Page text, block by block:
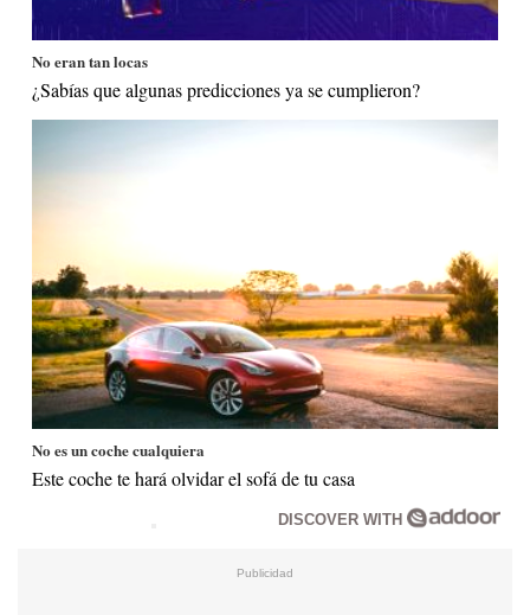
No eran tan locas
¿Sabías que algunas predicciones ya se cumplieron?
No es un coche cualquiera
Este coche te hará olvidar el sofá de tu casa
DISCOVER WITH